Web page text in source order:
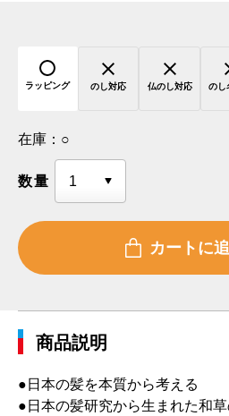
ラッピング のし対応 仏のし対応 のし
在庫： ○
数量
商品説明
●日本の髪を本質から考える
●日本の髪研究から生まれた和